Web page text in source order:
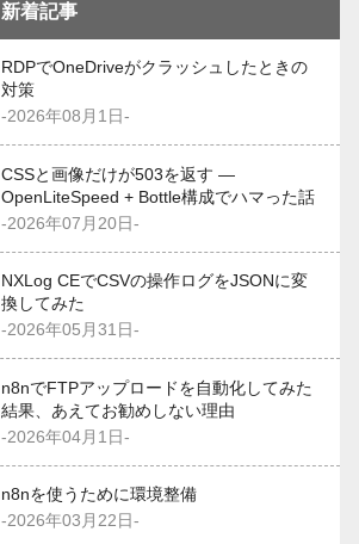
新着記事
RDPでOneDriveがクラッシュしたときの
対策
-2026年08月1日-
CSSと画像だけが503を返す —
OpenLiteSpeed + Bottle構成でハマった話
-2026年07月20日-
NXLog CEでCSVの操作ログをJSONに変
換してみた
-2026年05月31日-
n8nでFTPアップロードを自動化してみた
結果、あえてお勧めしない理由
-2026年04月1日-
n8nを使うために環境整備
-2026年03月22日-